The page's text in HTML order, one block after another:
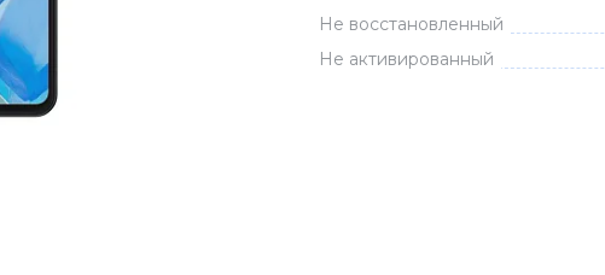
Не восстановленный
Не активированный